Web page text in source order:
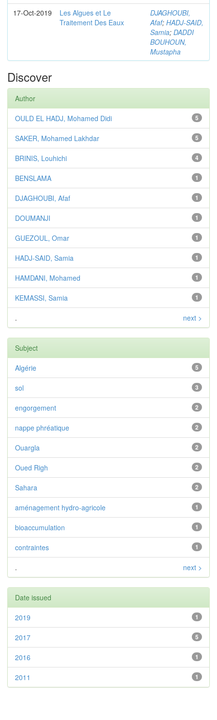
17-Oct-2019
Les Algues et Le
Traitement Des Eaux
DJAGHOUBI,
Afaf; HADJ-SAID,
Samia; DADDI
BOUHOUN,
Mustapha
Discover
Author
5
OULD EL HADJ, Mohamed Didi
5
SAKER, Mohamed Lakhdar
4
BRINIS, Louhichi
1
BENSLAMA
1
DJAGHOUBI, Afaf
1
DOUMANJI
1
GUEZOUL, Omar
1
HADJ-SAID, Samia
1
HAMDANI, Mohamed
1
KEMASSI, Samia
. next >
Subject
5
Algérie
3
sol
2
engorgement
2
nappe phréatique
2
Ouargla
2
Oued Righ
2
Sahara
1
aménagement hydro-agricole
1
bioaccumulation
1
contraintes
. next >
Date issued
1
2019
5
2017
1
2016
1
2011